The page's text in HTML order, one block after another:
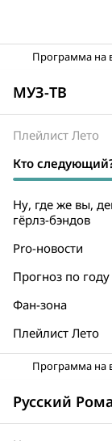
Программа на
МУЗ-ТВ
Плейлист Лето
Кто
Ну, где же вы,
гёрлз-бэндов
Pro-новости
Прогноз по году
Фан-зона
Плейлист Лето
Программа на
Русский